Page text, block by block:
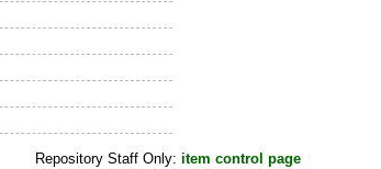
Repository Staff Only: item control page